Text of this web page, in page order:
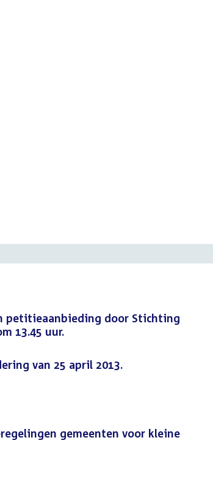
petitieaanbieding door Stichting
13.45 uur.
van 25 april 2013.
gemeenten voor kleine